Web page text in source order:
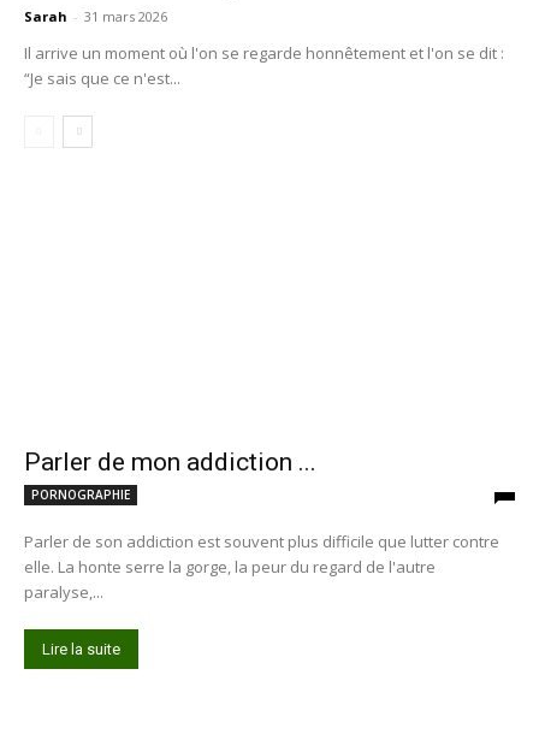
Sarah - 31 mars 2026
Il arrive un moment où l'on se regarde honnêtement et l'on se dit :
“Je sais que ce n'est...
Parler de mon addiction ...
PORNOGRAPHIE
Parler de son addiction est souvent plus difficile que lutter contre
elle. La honte serre la gorge, la peur du regard de l'autre
paralyse,...
Lire la suite